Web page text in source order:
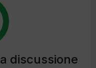
discussione